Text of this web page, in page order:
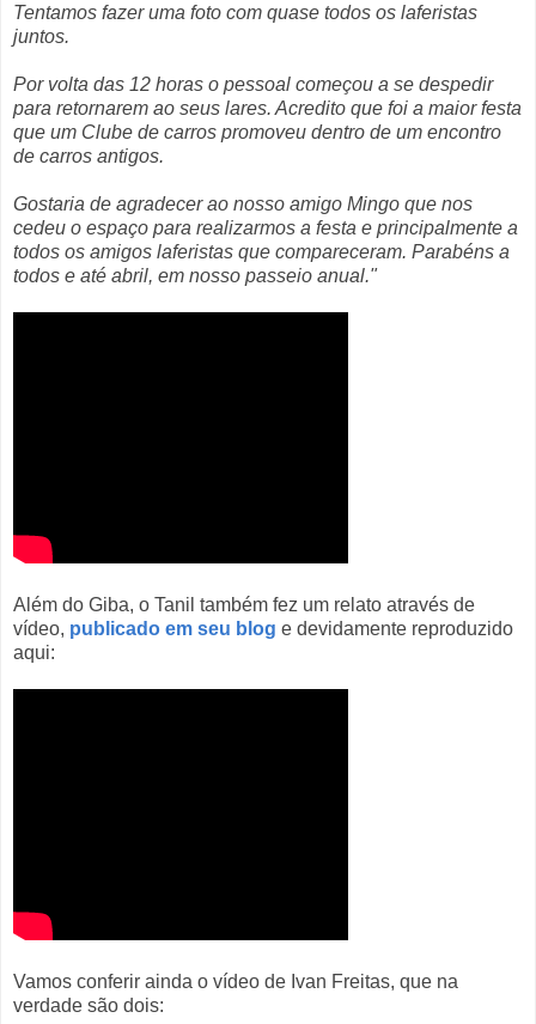
Tentamos fazer uma foto com quase todos os laferistas
juntos.
Por volta das 12 horas o pessoal começou a se despedir
para retornarem ao seus lares. Acredito que foi a maior festa
que um Clube de carros promoveu dentro de um encontro
de carros antigos.
Gostaria de agradecer ao nosso amigo Mingo que nos
cedeu o espaço para realizarmos a festa e principalmente a
todos os amigos laferistas que compareceram. Parabéns a
todos e até abril, em nosso passeio anual."
Além do Giba, o Tanil também fez um relato através de
vídeo, publicado em seu blog e devidamente reproduzido
aqui:
Vamos conferir ainda o vídeo de Ivan Freitas, que na
verdade são dois: